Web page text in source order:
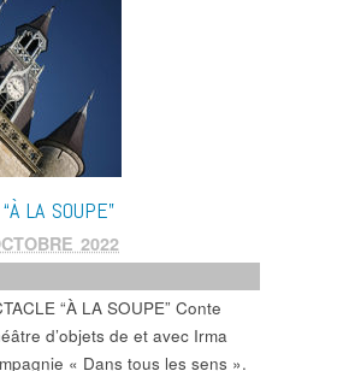
LA SOUPE”
2022
“À LA SOUPE” Conte
d’objets de et avec Irma
« Dans tous les sens ».